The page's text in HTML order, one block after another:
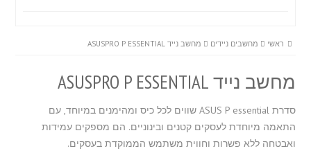
ראשי מחשבים ניידים מחשב נייד ASUSPRO P ESSENTIAL
מחשב נייד ASUSPRO P ESSENTIAL
סדרת ASUS P essential שווים לכל כיס ומהימנים במיוחד, עם
התאמה מיוחדת לעסקים קטנים ובינוניים. הם מספקים עמידות
ואבטחה ללא פשרות וחווית משתמש הממוקדת בעסקים.